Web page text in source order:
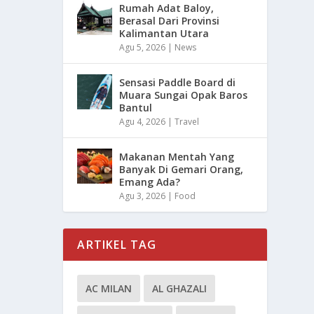
Rumah Adat Baloy,
Berasal Dari Provinsi
Kalimantan Utara
Agu 5, 2026 | News
Sensasi Paddle Board di
Muara Sungai Opak Baros
Bantul
Agu 4, 2026 |Travel
Makanan Mentah Yang
Banyak Di Gemari Orang,
Emang Ada?
Agu 3, 2026 | Food
ARTIKEL TAG
AC MILAN AL GHAZALI